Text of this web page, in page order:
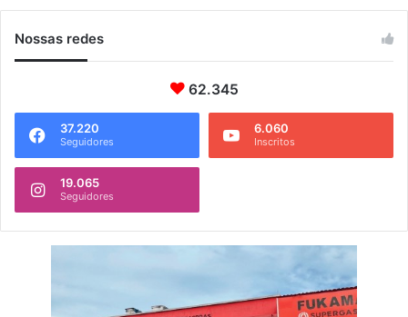
Nossas redes
62.345
37.220
Seguidores
6.060
Inscritos
19.065
Seguidores